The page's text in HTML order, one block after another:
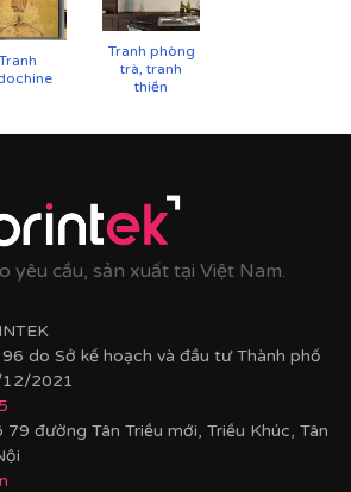
Tranh
Tranh phòng
trà, tranh
thiền
yêu cầu, sản xuất tại Việt Nam.
do Sở kế hoạch và đầu tư Thành phố
12/2021
đường Tân Triều mới, Triều Khúc, Tân